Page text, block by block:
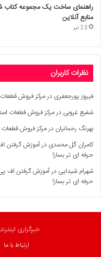
راهنمای ساخت یک مجموعه
منابع آنلاین
23 تیر
نظرات کاربران
فیروز پورجعفری درمرکز فروش
شفیع غروبی درمرکز فروش قطعات
بهرنگ رحمانیان درمرکز فروش قطعات
کامران گل محمدی درآموزش گرفتن
حرفه ای تر بساز!
شهرام شیدایی درآموزش گرفتن اف
حرفه ای تر بساز!
خبرگزاری
ارتباط با ما